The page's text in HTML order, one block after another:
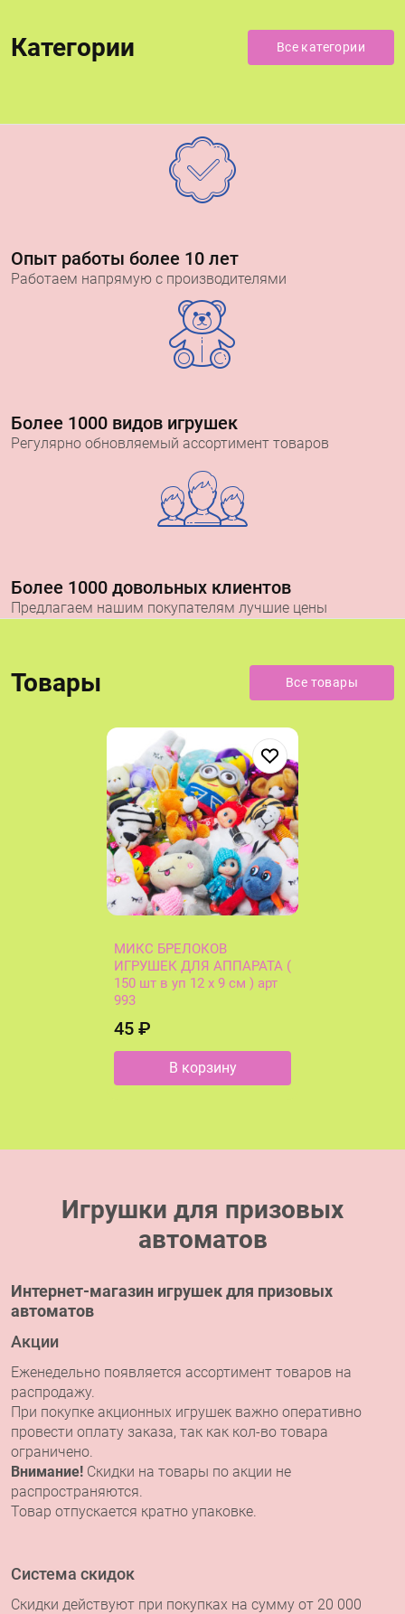
Категории Все категории
Опыт работы более 10 лет
Работаем напрямую с производителями
Более 1000 видов игрушек
Регулярно обновляемый ассортимент товаров
Более 1000 довольных клиентов
Предлагаем нашим покупателям лучшие цены
Товары Все товары
МИКС БРЕЛОКОВ
ИГРУШЕК ДЛЯ АППАРАТА (
150 шт в уп 12 х 9 см ) арт
993
45 ₽
В корзину
Игрушки для призовых
автоматов
Интернет-магазин игрушек для призовых
автоматов
Акции
Еженедельно появляется ассортимент товаров на
распродажу.
При покупке акционных игрушек важно оперативно
провести оплату заказа, так как кол-во товара
ограничено.
Внимание! Скидки на товары по акции не
распространяются.
Товар отпускается кратно упаковке.
Система скидок
Скидки действуют при покупках на сумму от 20 000